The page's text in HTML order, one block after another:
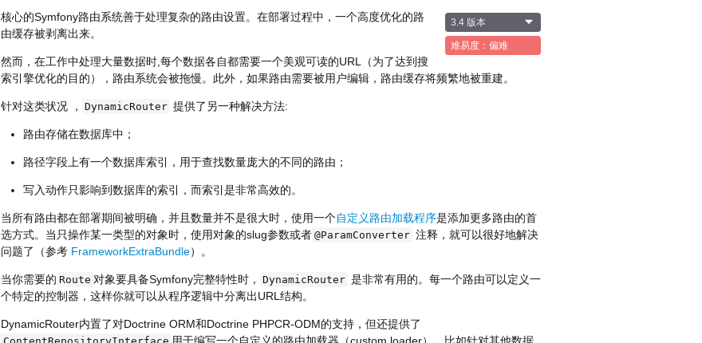
3.4 版本
难易度：偏难
核心的Symfony路由系统善于处理复杂的路由设置。在部署过程中，一个高度优化的路
由缓存被剥离出来。
然而，在工作中处理大量数据时,每个数据各自都需要一个美观可读的URL（为了达到搜
索引擎优化的目的），路由系统会被拖慢。此外，如果路由需要被用户编辑，路由缓存将频繁地被重建。
针对这类状况 ， DynamicRouter 提供了另一种解决方法:
路由存储在数据库中；
路径字段上有一个数据库索引，用于查找数量庞大的不同的路由；
写入动作只影响到数据库的索引，而索引是非常高效的。
当所有路由都在部署期间被明确，并且数量并不是很大时，使用一个自定义路由加载程序是添加更多路由的首
选方式。当只操作某一类型的对象时，使用对象的slug参数或者 @ParamConverter 注释，就可以很好地解决
问题了（参考 FrameworkExtraBundle）。
当你需要的 Route 对象要具备Symfony完整特性时， DynamicRouter 是非常有用的。每一个路由可以定义一
个特定的控制器，这样你就可以从程序逻辑中分离出URL结构。
DynamicRouter内置了对Doctrine ORM和Doctrine PHPCR-ODM的支持，但还提供了